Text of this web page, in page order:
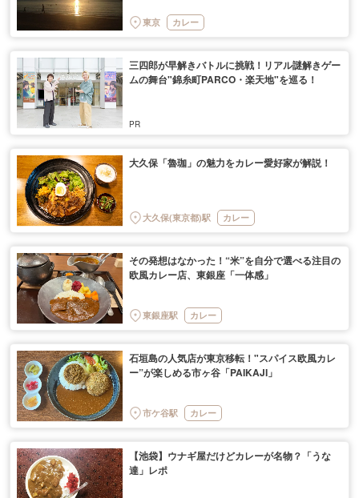
東京 カレー
三四郎が早解きバトルに挑戦！リアル謎解きゲー
ムの舞台"錦糸町PARCO・楽天地"を巡る！
大久保「魯珈」の魅力をカレー愛好家が解説！
大久保(東京都)駅 カレー
その発想はなかった！“米”を自分で選べる注目の
欧風カレー店、東銀座「一体感」
東銀座駅 カレー
石垣島の人気店が東京移転！"スパイス欧風カレ
ー”が楽しめる市ヶ谷「PAIKAJI」
市ケ谷駅 カレー
【池袋】ウナギ屋だけどカレーが名物？「うな
達」レポ